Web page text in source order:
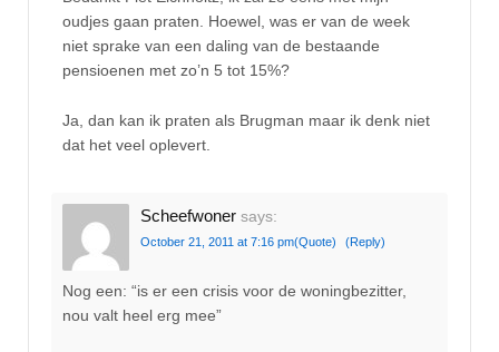
oudjes gaan praten. Hoewel, was er van de week
niet sprake van een daling van de bestaande
pensioenen met zo’n 5 tot 15%?
Ja, dan kan ik praten als Brugman maar ik denk niet
dat het veel oplevert.
Scheefwoner says:
October 21, 2011 at 7:16 pm(Quote) (Reply)
Nog een: “is er een crisis voor de woningbezitter,
nou valt heel erg mee”